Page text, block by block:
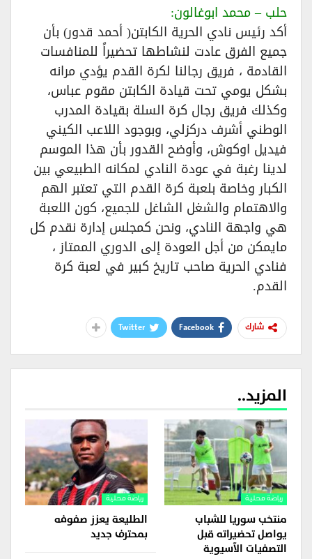
حلب – محمد ابوغالون:
أكد رئيس نادي الحرية الكابتن( أحمد قدور) بأن
جميع الفرق عادت لنشاطها تحضيراً للمنافسات
القادمة ، فريق رجالنا لكرة القدم يؤدي مرانه
بشكل يومي تحت قيادة الكابتن مقوم عباس،
وكذلك فريق رجال كرة السلة بقيادة المدرب
الوطني أشرف دركزلي، وبوجود اللاعب الكيني
فيديل اوكوش، وأوضح القدور بأن هذا الموسم
لدينا رغبة في عودة النادي لمكانه الطبيعي بين
الكبار وخاصة بلعبة كرة القدم التي تعتبر الهم
والاهتمام والشغل الشاغل للجميع، كون اللعبة
هي واجهة النادي، ونحن كمجلس إدارة نقدم كل
مايمكن من أجل العودة إلى الدوري الممتاز ،
فنادي الحرية صاحب تاريخ كبير في لعبة كرة
القدم.
شارك Facebook
Twitter
المزيد..
رياضة محلية
منتخب سوريا للشباب
يواصل تحضيراته قبل
التصفيات الآسيوية
رياضة محلية
الطليعة يعزز صفوفه
بمحترف جديد